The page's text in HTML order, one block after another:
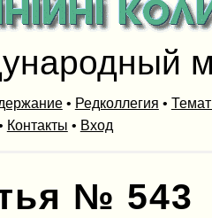
• Редколлегия •
Контакты • Вход
№ 543